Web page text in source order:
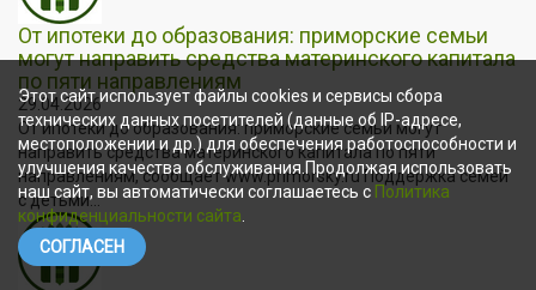
От ипотеки до образования: приморские семьи
могут направить средства материнского капитала
по пяти направлениям
29.04.2026
От ипотеки до образования: приморские семьи могут
направить средства материнского капитала по пяти
направлениям, сообщает www.primorsky.ru Поддержка семей
с детьми...
Этот сайт использует файлы cookies и сервисы сбора
технических данных посетителей (данные об IP-адресе,
местоположении и др.) для обеспечения работоспособности и
улучшения качества обслуживания.Продолжая использовать
наш сайт, вы автоматически соглашаетесь с Политика
конфиденциальности сайта
СОГЛАСЕН